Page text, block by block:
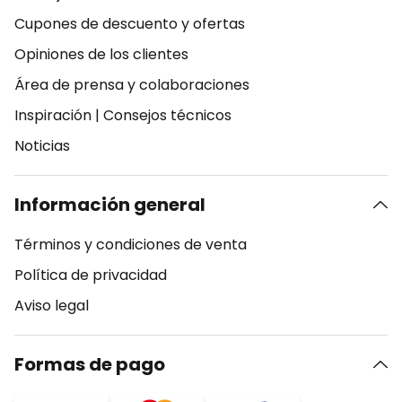
Cupones de descuento y ofertas
Opiniones de los clientes
Área de prensa y colaboraciones
Inspiración | Consejos técnicos
Noticias
Información general
Términos y condiciones de venta
Política de privacidad
Aviso legal
Formas de pago